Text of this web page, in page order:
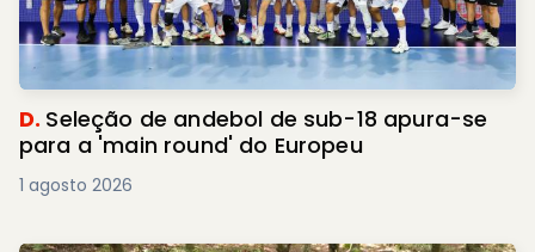
D. Seleção de andebol de sub-18 apura-se
para a 'main round' do Europeu
1 agosto 2026